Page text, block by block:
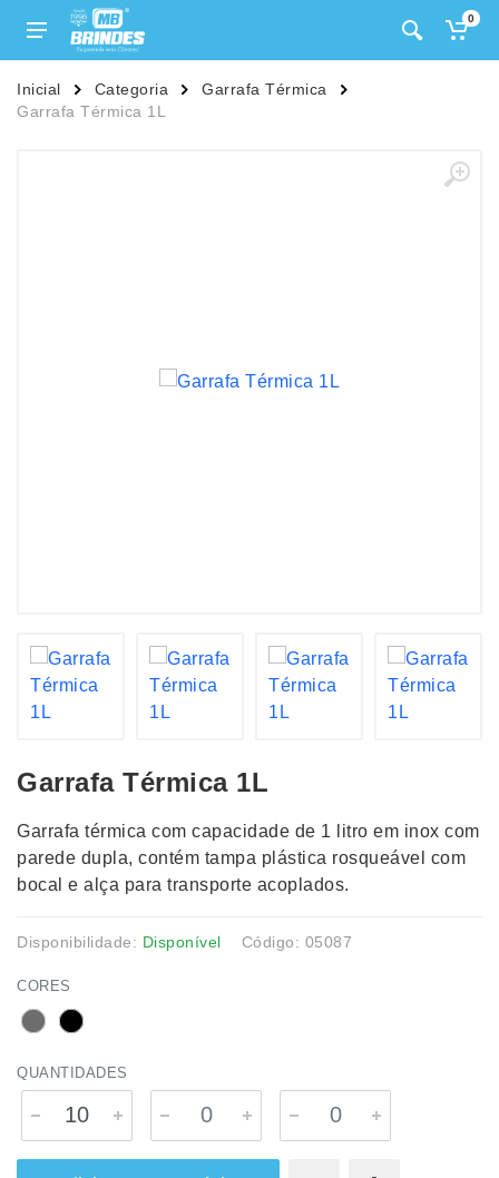
0
Inicial Categoria
Garrafa Térmica
Garrafa Térmica 1L
Garrafa Térmica 1L
Garrafa térmica com capacidade de 1 litro em inox com
parede dupla, contém tampa plástica rosqueável com
bocal e alça para transporte acoplados.
Disponibilidade: Disponível Código: 05087
CORES
QUANTIDADES